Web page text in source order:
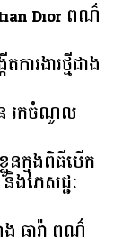
Dior ពណ៌
ារងារ​ថ្មី​ជាង​
ន រកចំណូល
នក្នុងពិធីបើក
ងភេសជ្ជៈ
ធារ៉ា ពណ៌